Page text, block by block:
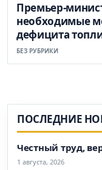
Премьер-
необходимые
дефицита
БЕЗ РУБРИКИ
ПОСЛЕДНИЕ
Честный труд,
1 августа, 2026